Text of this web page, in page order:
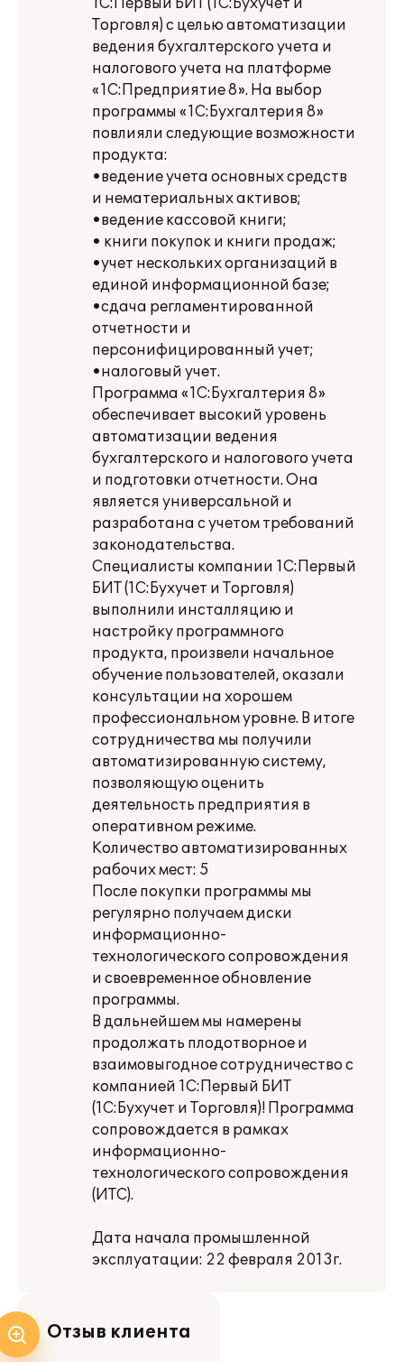
1С:Первый БИТ (1С:Бухучет и
Торговля) с целью автоматизации
ведения бухгалтерского учета и
налогового учета на платформе
«1С:Предприятие 8». На выбор
программы «1С:Бухгалтерия 8»
повлияли следующие возможности
продукта:
•ведение учета основных средств
и нематериальных активов;
•ведение кассовой книги;
• книги покупок и книги продаж;
•учет нескольких организаций в
единой информационной базе;
•сдача регламентированной
отчетности и
персонифицированный учет;
•налоговый учет.
Программа «1С:Бухгалтерия 8»
обеспечивает высокий уровень
автоматизации ведения
бухгалтерского и налогового учета
и подготовки отчетности. Она
является универсальной и
разработана с учетом требований
законодательства.
Специалисты компании 1С:Первый
БИТ (1С:Бухучет и Торговля)
выполнили инсталляцию и
настройку программного
продукта, произвели начальное
обучение пользователей, оказали
консультации на хорошем
профессиональном уровне. В итоге
сотрудничества мы получили
автоматизированную систему,
позволяющую оценить
деятельность предприятия в
оперативном режиме.
Количество автоматизированных
рабочих мест: 5
После покупки программы мы
регулярно получаем диски
информационно-
технологического сопровождения
и своевременное обновление
программы.
В дальнейшем мы намерены
продолжать плодотворное и
взаимовыгодное сотрудничество с
компанией 1С:Первый БИТ
(1С:Бухучет и Торговля)! Программа
сопровождается в рамках
информационно-
технологического сопровождения
(ИТС).
Дата начала промышленной
эксплуатации: 22 февраля 2013г.
Отзыв клиента